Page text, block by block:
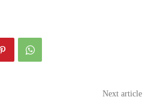
Next article